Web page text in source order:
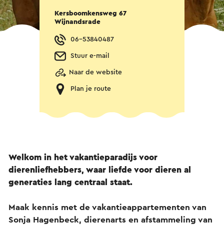
Kersboomkensweg 67
Wijnandsrade
06-53840487
Stuur e-mail
Naar de website
Plan je route
Welkom in het vakantieparadijs voor
dierenliefhebbers, waar liefde voor dieren al
generaties lang centraal staat.
Maak kennis met de vakantieappartementen van
Sonja Hagenbeck, dierenarts en afstammeling van